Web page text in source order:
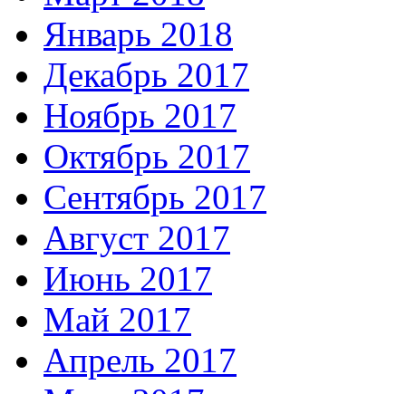
Январь 2018
Декабрь 2017
Ноябрь 2017
Октябрь 2017
Сентябрь 2017
Август 2017
Июнь 2017
Май 2017
Апрель 2017